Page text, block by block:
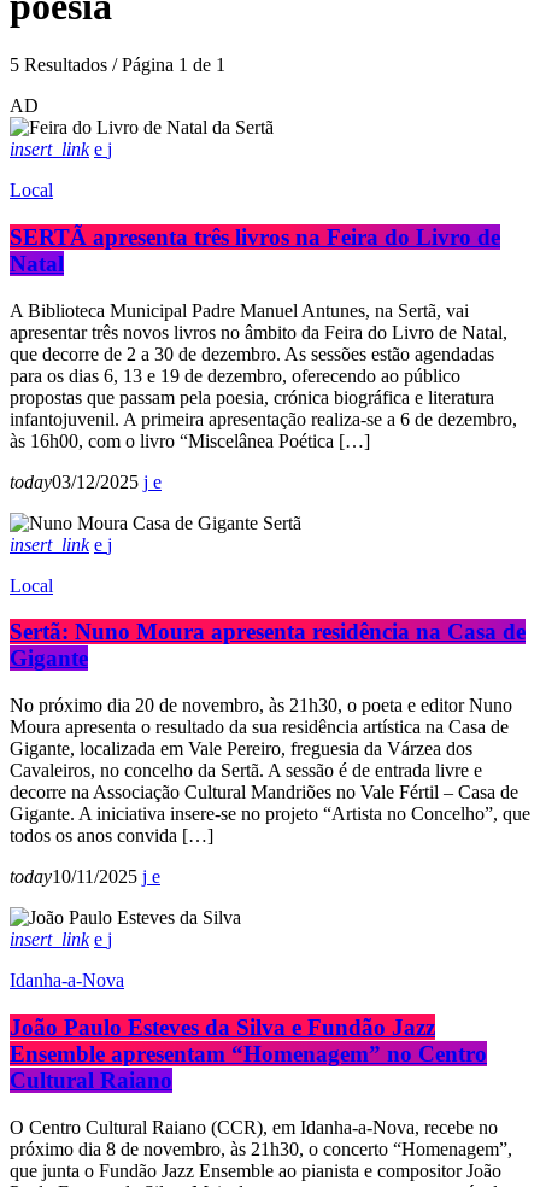
5 Resultados / Página 1 de 1
AD
insert_link
Local
SERTÃ apresenta três livros na Feira do Livro de
Natal
A Biblioteca Municipal Padre Manuel Antunes, na Sertã, vai
apresentar três novos livros no âmbito da Feira do Livro de Natal,
que decorre de 2 a 30 de dezembro. As sessões estão agendadas
para os dias 6, 13 e 19 de dezembro, oferecendo ao público
propostas que passam pela poesia, crónica biográfica e literatura
infantojuvenil. A primeira apresentação realiza-se a 6 de dezembro,
às 16h00, com o livro “Miscelânea Poética […]
today03/12/2025
insert_link
Local
Sertã: Nuno Moura apresenta residência na Casa de
Gigante
No próximo dia 20 de novembro, às 21h30, o poeta e editor Nuno
Moura apresenta o resultado da sua residência artística na Casa de
Gigante, localizada em Vale Pereiro, freguesia da Várzea dos
Cavaleiros, no concelho da Sertã. A sessão é de entrada livre e
decorre na Associação Cultural Mandriões no Vale Fértil – Casa de
Gigante. A iniciativa insere-se no projeto “Artista no Concelho”, que
todos os anos convida […]
today10/11/2025
insert_link
Idanha-a-Nova
João Paulo Esteves da Silva e Fundão Jazz
Ensemble apresentam “Homenagem” no Centro
Cultural Raiano
O Centro Cultural Raiano (CCR), em Idanha-a-Nova, recebe no
próximo dia 8 de novembro, às 21h30, o concerto “Homenagem”,
que junta o Fundão Jazz Ensemble ao pianista e compositor João